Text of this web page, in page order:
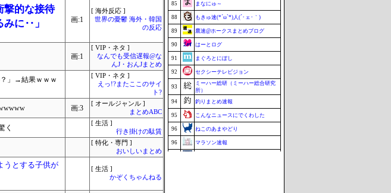
撃的な接待
みに‥」
画:1
[ 海外反応 ]
世界の憂鬱 海外・韓国
の反応
画:1
[ VIP・ネタ ]
なんでも受信遅報@な
んJ・おんJまとめ
」→結果ｗｗｗ
[ VIP・ネタ ]
えっ!?またここのサイ
ト?
画:3
[ オールジャンル ]
まとめABC
く
[ 生活 ]
行き掛けの駄賃
[ 特化・専門 ]
おいしいまとめ
うとする子供が
[ 生活 ]
かぞくちゃんねる
85 まなにゅ～
88 もきゅ速(*´ω`*)人(´･ェ･｀)
89 鷹速@ホークスまとめブログ
90 はーとログ
91 まぐろとにぼし
92 セクシーテレビジョン
93
ミーハー総研（ミーハー総合研究
所）
94
釣りまとめ速報
95 こんなニュースにでくわした
96 ねこのあまやどり
96 マラソン速報